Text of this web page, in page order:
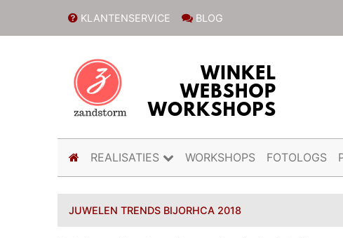
KLANTENSERVICE BLOG
(current)
REALISATIES WORKSHOPS FOTOLOGS
JUWELEN TRENDS BIJORHCA 2018